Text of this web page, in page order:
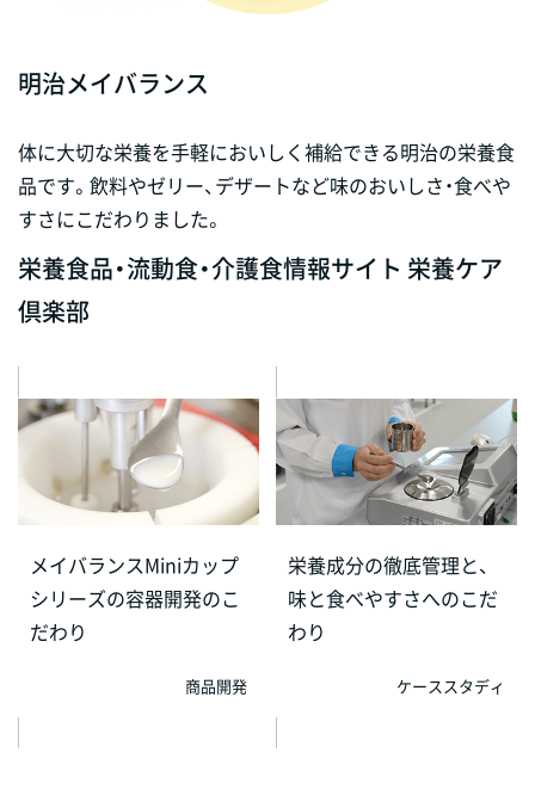
明治メイバランス
体に大切な栄養を手軽においしく補給できる明治の栄養食
品です。飲料やゼリー、デザートなど味のおいしさ・食べや
すさにこだわりました。
栄養食品・流動食・介護食情報サイト 栄養ケア
倶楽部
メイバランスMiniカップ
シリーズの容器開発のこ
だわり
商品開発
栄養成分の徹底管理と、
味と食べやすさへのこだ
わり
ケーススタディ